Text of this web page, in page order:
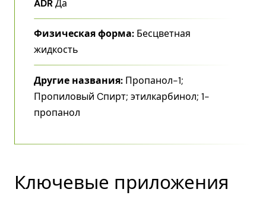
ADRДа
Физическая форма: Бесцветная
жидкость
Другие названия: Пропанол-1;
Пропиловый Cпирт; этилкарбинол; 1-
пропанол
Ключевые приложения